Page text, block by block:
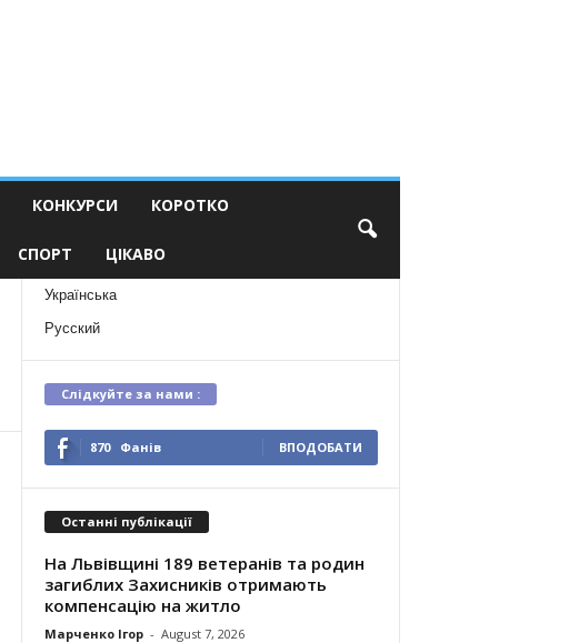
КОНКУРСИ КОРОТКО
СПОРТ ЦІКАВО
Українська
Русский
Слідкуйте за нами :
870 Фанів ВПОДОБАТИ
Останні публікації
На Львівщині 189 ветеранів та родин
загиблих Захисників отримають
компенсацію на житло
Марченко Ігор - August 7, 2026